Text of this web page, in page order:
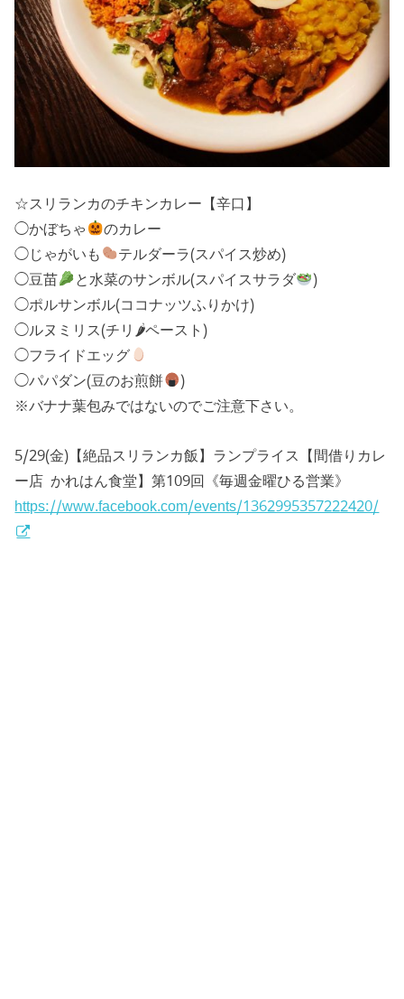
☆スリランカのチキンカレー【辛口】
◯かぼちゃ
のカレー
◯じゃがいも
テルダーラ(スパイス炒め)
◯豆苗
と水菜のサンボル(スパイスサラダ
)
◯ポルサンボル(ココナッツふりかけ)
◯ルヌミリス(チリ🌶ペースト)
◯フライドエッグ
◯パパダン(豆のお煎餅
)
※バナナ葉包みではないのでご注意下さい。
5/29(金)【絶品スリランカ飯】ランプライス【間借りカレ
ー店 かれはん食堂】第109回《毎週金曜ひる営業》
https://www.facebook.com/events/1362995357222420/